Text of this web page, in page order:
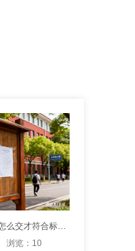
上海落户居转户社保基数要怎么交才符合标准？
浏览：10